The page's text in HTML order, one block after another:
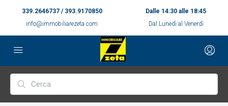
339.2646737 / 393.9170850
info@immobiliarezeta.com
Dalle 14:30 alle 18:45
Dal Lunedì al Venerdì